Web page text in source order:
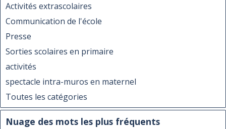
Activités extrascolaires
Communication de l'école
Presse
Sorties scolaires en primaire
activités
spectacle intra-muros en maternel
Toutes les catégories
Nuage des mots les plus fréquents